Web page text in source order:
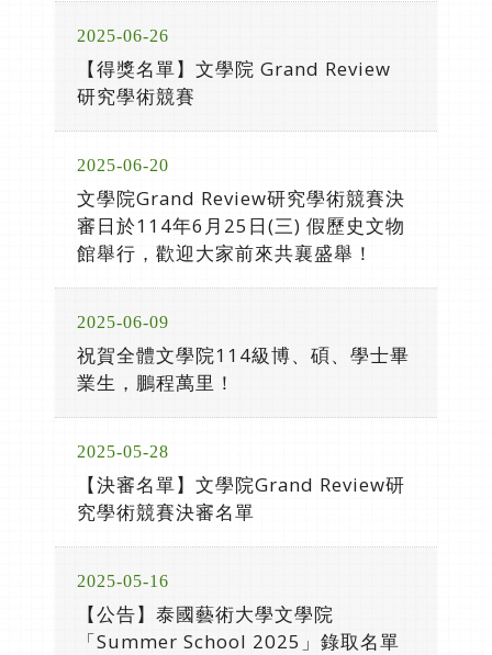
2025-06-26
【得獎名單】文學院 Grand Review
研究學術競賽
2025-06-20
文學院Grand Review研究學術競賽決
審日於114年6月25日(三) 假歷史文物
館舉行，歡迎大家前來共襄盛舉！
2025-06-09
祝賀全體文學院114級博、碩、學士畢
業生，鵬程萬里！
2025-05-28
【決審名單】文學院Grand Review研
究學術競賽決審名單
2025-05-16
【公告】泰國藝術大學文學院
「Summer School 2025」錄取名單